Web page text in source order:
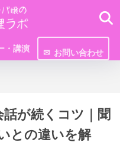
・講演 お問い合わせ
が続くコツ｜聞
との違いを解